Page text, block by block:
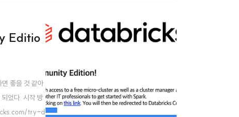
Editio
좋을 것 같아
었다. 시작 방
try-d